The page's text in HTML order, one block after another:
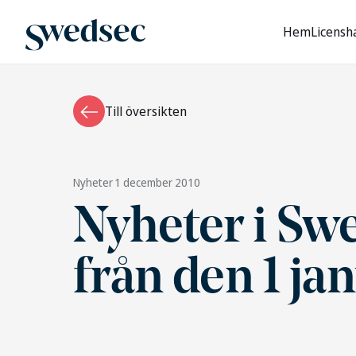
Hem
Till översikten
Nyheter1 december 2010
Nyheter i
från den 1